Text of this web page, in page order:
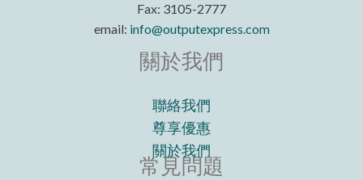
Fax: 3105-2777
email: info@outputexpress.com
關於我們
聯絡我們
尊享優惠
關於我們
常見問題